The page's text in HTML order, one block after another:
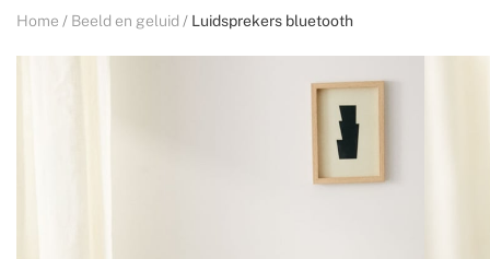
Home Beeld en geluid Luidsprekers bluetooth